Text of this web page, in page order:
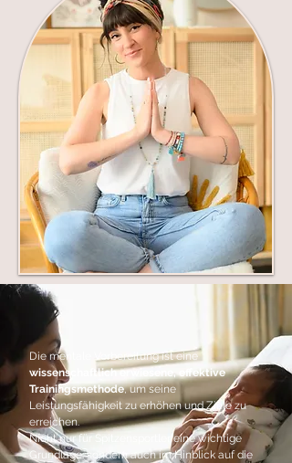
Die mentale Vorbereitung ist eine
wissenschaftlich erwiesene, effektive
Trainingsmethode, um seine
Leistungsfähigkeit zu erhöhen und Ziele zu
erreichen.
Nicht nur für Spitzensportler eine wichtige
Grundlage. sondern auch im Hinblick auf die